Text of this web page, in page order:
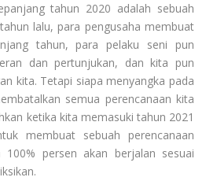
tahun 2020 adalah sebuah
lalu, para pengusaha membuat
tahun, para pelaku seni pun
dan pertunjukan, dan kita pun
kita. Tetapi siapa menyangka pada
semua perencanaan kita
ketika kita memasuki tahun 2021
membuat sebuah perencanaan
100% persen akan berjalan sesuai